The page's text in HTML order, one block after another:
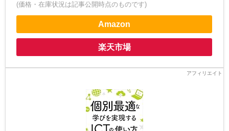
(価格・在庫状況は記事公開時点のものです)
Amazon
楽天市場